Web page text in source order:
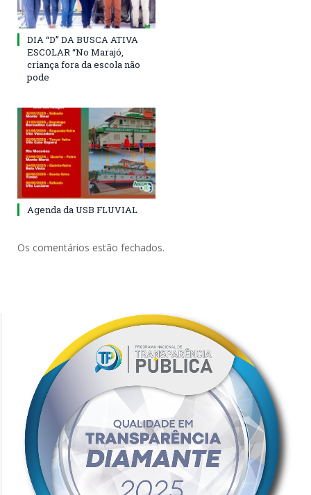
DIA “D” DA BUSCA ATIVA
ESCOLAR “No Marajó,
criança fora da escola não
pode
Agenda da USB FLUVIAL
Os comentários estão fechados.